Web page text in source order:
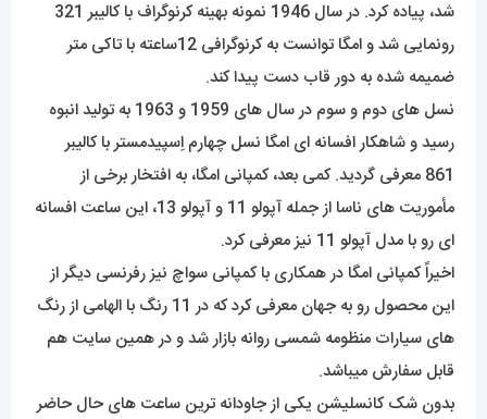
شد، پیاده کرد. در سال 1946 نمونه بهینه کرنوگراف با کالیبر 321
رونمایی شد و امگا توانست به کرنوگرافی 12ساعته با تاکی متر
ضمیمه شده به دور قاب دست پیدا کند.
نسل های دوم و سوم در سال های 1959 و 1963 به تولید انبوه
رسید و شاهکار افسانه ای امگا نسل چهارم اِسپیدمستر با کالیبر
861 معرفی گردید. کمی بعد، کمپانی امگا، به افتخار برخی از
مأموریت های ناسا از جمله آپولو 11 و آپولو 13، این ساعت افسانه
ای رو با مدل آپولو 11 نیز معرفی کرد.
اخیراً کمپانی امگا در همکاری با کمپانی سواچ نیز رفرنسی دیگر از
این محصول رو به جهان معرفی کرد که در 11 رنگ با الهامی از رنگ
های سیارات منظومه شمسی روانه بازار شد و در همین سایت هم
قابل سفارش میباشد.
بدون شک کانسلیشن یکی از جاودانه ترین ساعت های حال حاضر